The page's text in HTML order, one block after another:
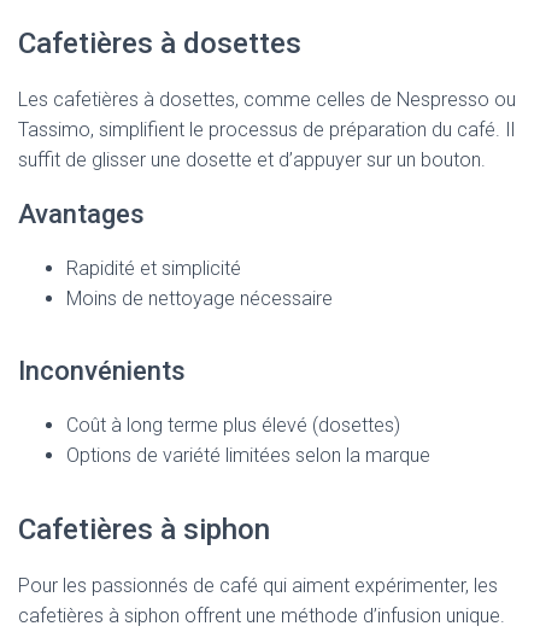
Cafetières à dosettes
Les cafetières à dosettes, comme celles de Nespresso ou
Tassimo, simplifient le processus de préparation du café. Il
suffit de glisser une dosette et d’appuyer sur un bouton.
Avantages
Rapidité et simplicité
Moins de nettoyage nécessaire
Inconvénients
Coût à long terme plus élevé (dosettes)
Options de variété limitées selon la marque
Cafetières à siphon
Pour les passionnés de café qui aiment expérimenter, les
cafetières à siphon offrent une méthode d’infusion unique.